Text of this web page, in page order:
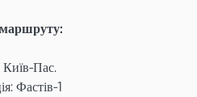
Пас.
Фастів-1